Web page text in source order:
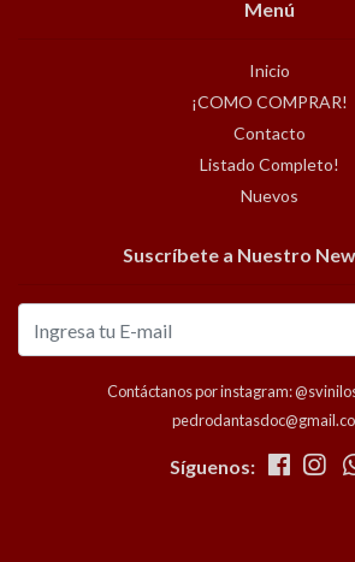
Menú
Inicio
¡COMO COMPRAR!
Contacto
Listado Completo!
Nuevos
Suscríbete a Nuestro
Contáctanos por instagram:
Síguenos: